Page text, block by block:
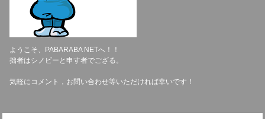
ようこそ、PABARABA NETへ！！
拙者はシノビーと申す者でござる。
気軽にコメント，お問い合わせ等いただければ幸いです！